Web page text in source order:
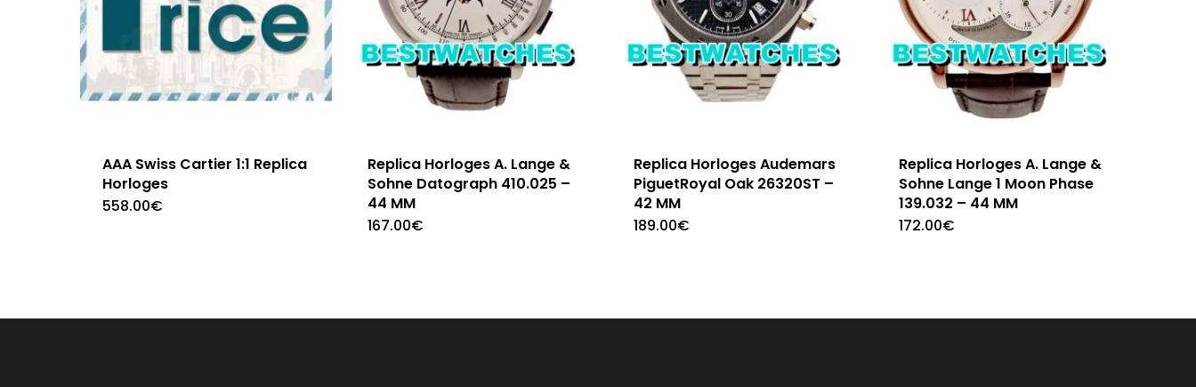
AAA Swiss Cartier 1:1 Replica
Horloges
558.00€
Replica Horloges A. Lange &
Sohne Datograph 410.025 –
44 MM
167.00€
Replica Horloges Audemars
PiguetRoyal Oak 26320ST –
42 MM
189.00€
Replica Horloges A. Lange &
Sohne Lange 1 Moon Phase
139.032 – 44 MM
172.00€